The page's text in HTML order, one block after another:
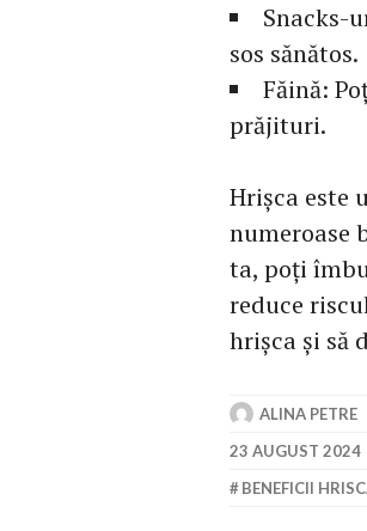
Snacks-
sos sănătos.
Făină:
prăjituri.
Hrișca este
numeroase
ta, poți
reduce
hrișca și să
ALINA PETRE
23 AUGUST 2024
BENEFICII